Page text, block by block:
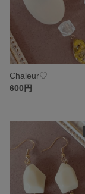
Chaleur♡
600円